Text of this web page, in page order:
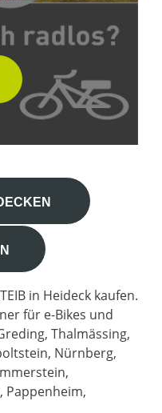
in Heideck kaufen.
für e-Bikes und
Thalmässing,
Nürnberg,
Pappenheim,